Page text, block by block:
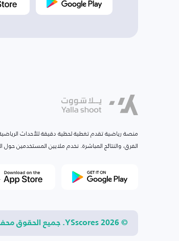
منصة رياضية تقدم تغطية لحظية دقيقة للأحداث
الفرق، والنتائج المباشرة. نخدم ملايين المستخدمين
© 2026 YSscores. جميع الحقوق محفوظة.